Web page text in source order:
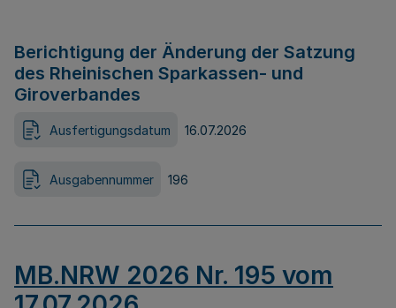
Berichtigung der Änderung der Satzung
des Rheinischen Sparkassen- und
Giroverbandes
Ausfertigungsdatum 16.07.2026
Ausgabennummer 196
MB.NRW 2026 Nr. 195 vom